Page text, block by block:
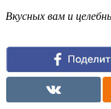
Вкусных вам и